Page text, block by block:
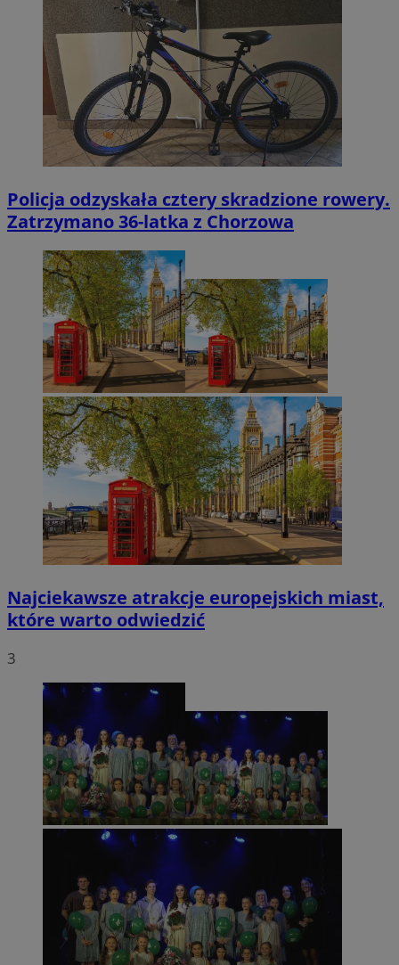
Policja odzyskała cztery skradzione rowery.
Zatrzymano 36-latka z Chorzowa
Najciekawsze atrakcje europejskich miast,
które warto odwiedzić
3